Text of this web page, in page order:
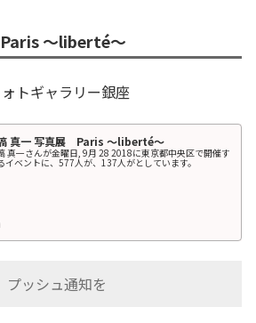
〜liberté〜
トギャラリー銀座
真一 写真展 Paris 〜liberté〜
真一さんが金曜日, 9月 28 2018に東京都中央区で開催す
イベントに、577人が、137人がとしています。
プッシュ通知を